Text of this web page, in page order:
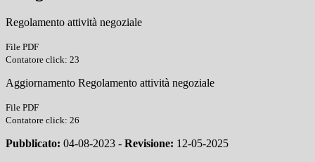
Regolamento attività negoziale
File PDF
Contatore click: 23
Aggiornamento Regolamento attività negoziale
File PDF
Contatore click: 26
Pubblicato: 04-08-2023 - Revisione: 12-05-2025